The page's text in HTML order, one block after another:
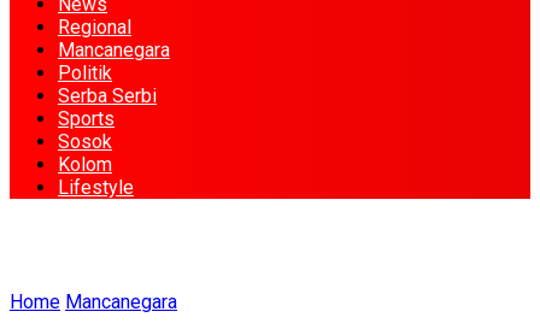
Regional
Mancanegara
Politik
Serba Serbi
Sports
Sosok
Kolom
Lifestyle
Home Mancanegara